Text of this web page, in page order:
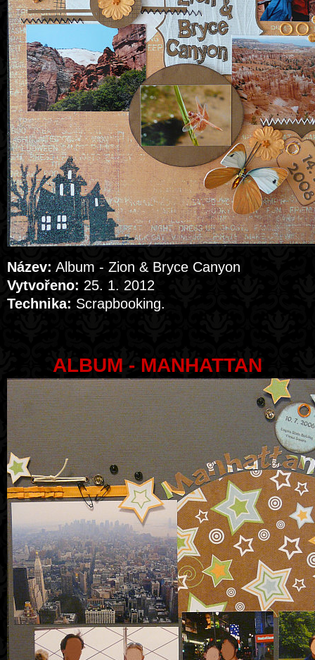
Název: Album - Zion & Bryce Canyon
Vytvořeno: 25. 1. 2012
Technika: Scrapbooking.
ALBUM - MANHATTAN